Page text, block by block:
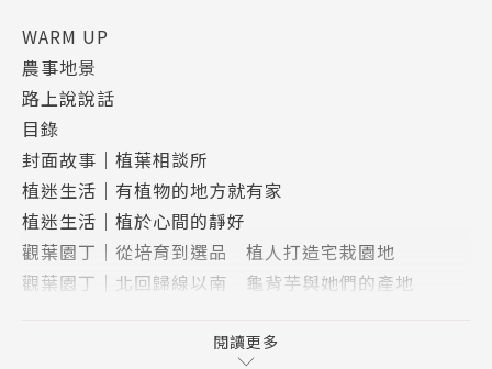
附近的公園，都能成為觀葉祕境，在與植葉無聲相談的
過程中，找回內心的平靜。
WARM UP
農事地景
路上說說話
目錄
封面故事｜植葉相談所
植迷生活｜有植物的地方就有家
植迷生活｜植於心間的靜好
觀葉園丁｜從培育到選品 植人打造宅栽園地
觀葉園丁｜北回歸線以南 龜背芋與她們的產地
葉與藝｜把森林搬進房間閱讀更多